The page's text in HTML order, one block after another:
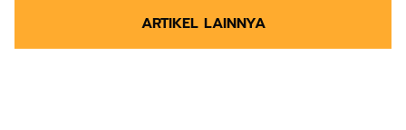
ARTIKEL LAINNYA